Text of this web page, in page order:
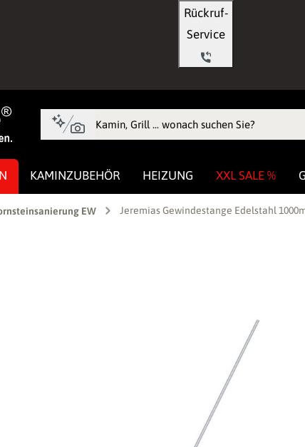
springen
Rückruf-
KAMINZUBEHÖR HEIZUNG XXL SALE %
EW Jeremias Gewindestange Edelstahl